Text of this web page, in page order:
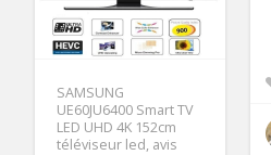
SAMSUNG
UE60JU6400 Smart TV
LED UHD 4K 152cm
téléviseur led, avis